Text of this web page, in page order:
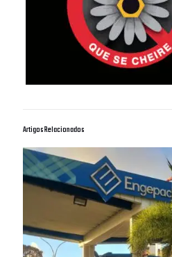
Artigos Relacionados